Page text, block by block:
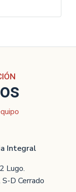
Integral
Lugo.
D Cerrado